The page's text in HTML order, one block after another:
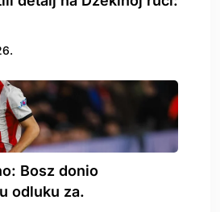
Bosz donio
odluku za.